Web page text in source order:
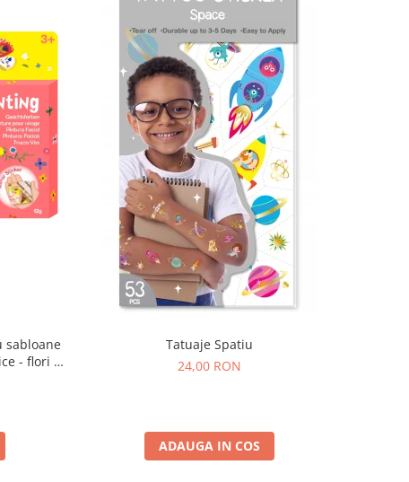
sabloane
- flori si
Tatuaje Spatiu
24,00 RON
ADAUGA IN COS